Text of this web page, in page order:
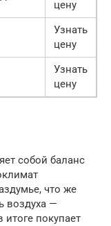
цену
Узнать
цену
Узнать
цену
собой баланс
что же
воздуха —
итоге покупает